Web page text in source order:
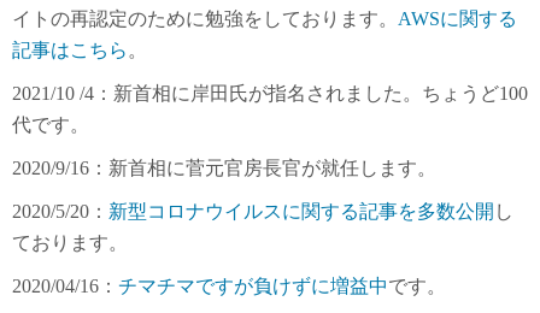
イトの再認定のために勉強をしております。 AWSに関する
記事はこちら 。
2021/10 /4：新首相に岸田氏が指名されました。ちょうど100
代です。
2020/9/16：新首相に菅元官房長官が就任します。
2020/5/20： 新型コロナウイルスに関する記事を多数公開 し
ております。
2020/04/16： チマチマですが負けずに増益中です。